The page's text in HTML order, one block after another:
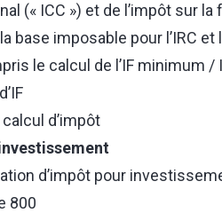
(« ICC ») et de l’impôt sur la
imposable pour l’IRC et
le calcul de l’IF
d’impôt
d’impôt pour
800